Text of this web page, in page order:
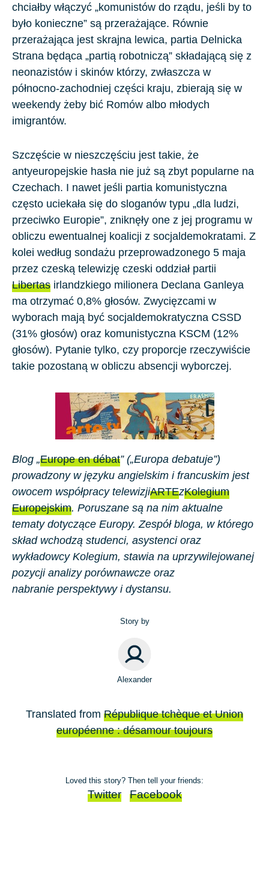
chciałby włączyć „komunistów do rządu, jeśli by to
było konieczne” są przerażające. Równie
przerażająca jest skrajna lewica, partia Delnicka
Strana będąca „partią robotniczą” składającą się z
neonazistów i skinów którzy, zwłaszcza w
północno-zachodniej części kraju, zbierają się w
weekendy żeby bić Romów albo młodych
imigrantów.
Szczęście w nieszczęściu jest takie, że
antyeuropejskie hasła nie już są zbyt popularne na
Czechach. I nawet jeśli partia komunistyczna
często uciekała się do sloganów typu „dla ludzi,
przeciwko Europie”, zniknęły one z jej programu w
obliczu ewentualnej koalicji z socjaldemokratami. Z
kolei według sondażu przeprowadzonego 5 maja
przez czeską telewizję czeski oddział partii
Libertas irlandzkiego milionera Declana Ganleya
ma otrzymać 0,8% głosów. Zwycięzcami w
wyborach mają być socjaldemokratyczna CSSD
(31% głosów) oraz komunistyczna KSCM (12%
głosów). Pytanie tylko, czy proporcje rzeczywiście
takie pozostaną w obliczu absencji wyborczej.
Blog „Europe en débat” („Europa debatuje”)
prowadzony w języku angielskim i francuskim jest
owocem współpracy telewizjiARTEzKolegium
Europejskim. Poruszane są na nim aktualne
tematy dotyczące Europy. Zespół bloga, w którego
skład wchodzą studenci, asystenci oraz
wykładowcy Kolegium, stawia na uprzywilejowanej
pozycji analizy porównawcze oraz
nabranie perspektywy i dystansu.
Story by
Alexander
Translated from République tchèque et Union
européenne : désamour toujours
Loved this story? Then tell your friends:
Twitter Facebook